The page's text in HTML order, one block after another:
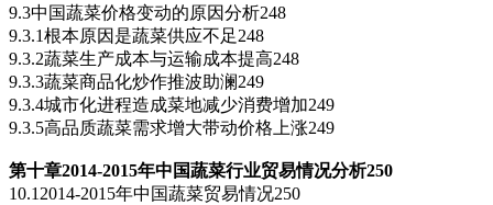
9.3中国蔬菜价格变动的原因分析248
9.3.1根本原因是蔬菜供应不足248
9.3.2蔬菜生产成本与运输成本提高248
9.3.3蔬菜商品化炒作推波助澜249
9.3.4城市化进程造成菜地减少消费增加249
9.3.5高品质蔬菜需求增大带动价格上涨249
第十章2014-2015年中国蔬菜行业贸易情况分析250
10.12014-2015年中国蔬菜贸易情况250